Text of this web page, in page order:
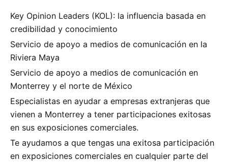
Key Opinion Leaders (KOL): la influencia basada en
credibilidad y conocimiento
Servicio de apoyo a medios de comunicación en la
Riviera Maya
Servicio de apoyo a medios de comunicación en
Monterrey y el norte de México
Especialistas en ayudar a empresas extranjeras que
vienen a Monterrey a tener participaciones exitosas
en sus exposiciones comerciales.
Te ayudamos a que tengas una exitosa participación
en exposiciones comerciales en cualquier parte del